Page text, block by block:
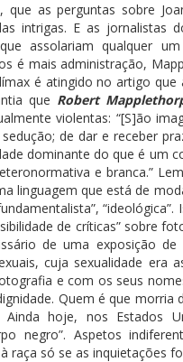
as perguntas sobre
intrigas. E as jornalistas
assolariam qualquer
é mais administração,
é atingido no artigo
que Robert
violentas: “[S]ão
de dar e receber
dominante do que é um
e branca.”
linguagem que está de
de críticas” sobre
de uma exposição
cuja sexualidade era
e com os seus
Quem é que
Ainda hoje, nos Estados
negro”. Aspetos
raça só se as inquietações